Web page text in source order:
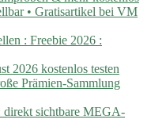
• Gratisartikel bei VM
: Freebie 2026 :
2026 kostenlos testen
Prämien-Sammlung
sichtbare MEGA-